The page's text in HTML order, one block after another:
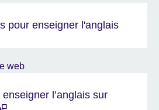
pour enseigner l'anglais
l’anglais sur